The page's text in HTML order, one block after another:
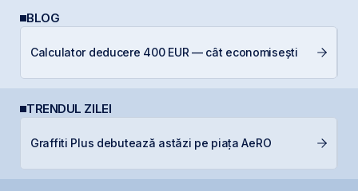
BLOG
Calculator deducere 400 EUR — cât economisești
TRENDUL ZILEI
Graffiti Plus debutează astăzi pe piața AeRO